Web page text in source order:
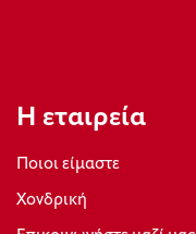
Η εταιρεία
Ποιοι είμαστε
Xονδρική